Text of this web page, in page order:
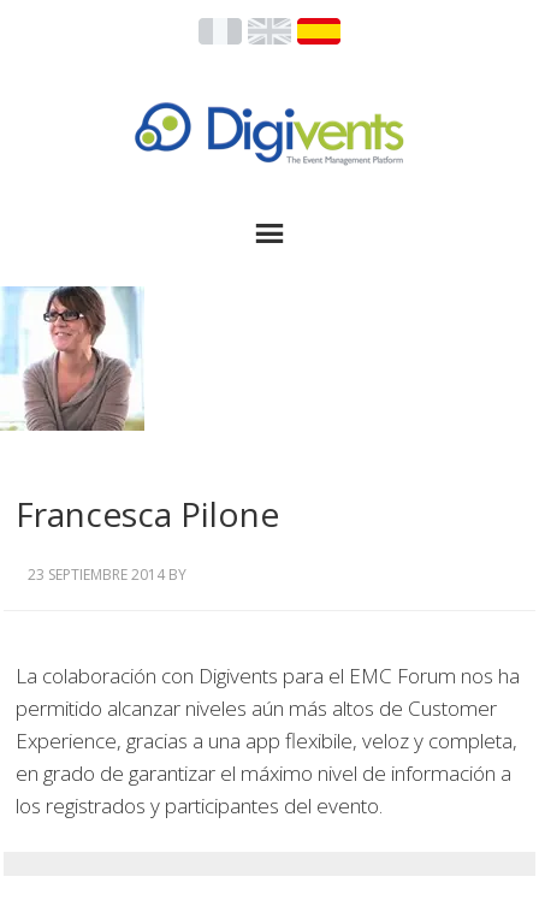
Francesca Pilone
23 SEPTIEMBRE 2014 BY
La colaboración con Digivents para el EMC Forum nos ha
permitido alcanzar niveles aún más altos de Customer
Experience, gracias a una app flexibile, veloz y completa,
en grado de garantizar el máximo nivel de información a
los registrados y participantes del evento.